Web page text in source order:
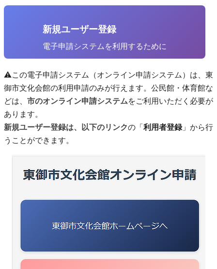
新規ユーザー登録
電子申請システムを利用するために
⚠️この電子申請システム（オンライン申請システム）は、東
御市文化会館の利用申請のみが行えます。公民館・体育館な
どは、 市のオンライン申請システムをご利用いただく必要が
あります。
新規ユーザー登録は、以下のリンクの「利用者登録」から行
うことができます。